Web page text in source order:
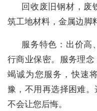
回收废旧钢材，废
筑工地材料，金属边脚
服务特色：出价高
行商业保密。服务理
竭诚为您服务，快速
豫，不用再选择困难
不会让您后悔。